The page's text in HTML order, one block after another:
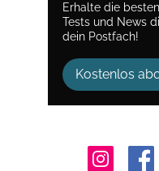
Erhalte die
Tests und News
dein Postfach!
Kostenlos